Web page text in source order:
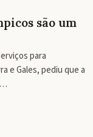
são um
para
e Gales, pediu que a